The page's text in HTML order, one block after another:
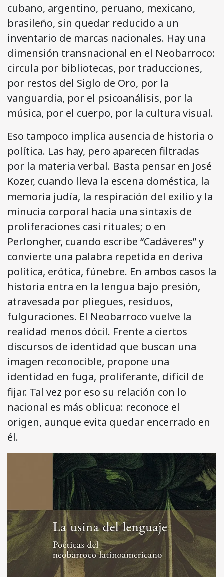
cubano, argentino, peruano, mexicano,
brasileño, sin quedar reducido a un
inventario de marcas nacionales. Hay una
dimensión transnacional en el Neobarroco:
circula por bibliotecas, por traducciones,
por restos del Siglo de Oro, por la
vanguardia, por el psicoanálisis, por la
música, por el cuerpo, por la cultura visual.
Eso tampoco implica ausencia de historia o
política. Las hay, pero aparecen filtradas
por la materia verbal. Basta pensar en José
Kozer, cuando lleva la escena doméstica, la
memoria judía, la respiración del exilio y la
minucia corporal hacia una sintaxis de
proliferaciones casi rituales; o en
Perlongher, cuando escribe “Cadáveres” y
convierte una palabra repetida en deriva
política, erótica, fúnebre. En ambos casos la
historia entra en la lengua bajo presión,
atravesada por pliegues, residuos,
fulguraciones. El Neobarroco vuelve la
realidad menos dócil. Frente a ciertos
discursos de identidad que buscan una
imagen reconocible, propone una
identidad en fuga, proliferante, difícil de
fijar. Tal vez por eso su relación con lo
nacional es más oblicua: reconoce el
origen, aunque evita quedar encerrado en
él.